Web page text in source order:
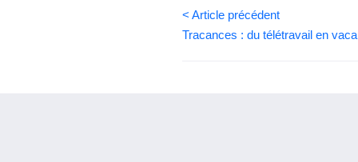
< Article précédent
Tracances : du télétravail en